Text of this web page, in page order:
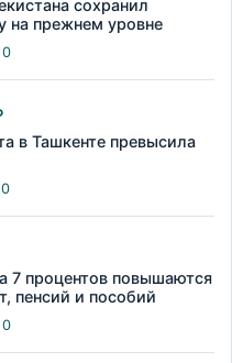
сохранил
на прежнем уровне
0
в Ташкенте превысила
0
7 процентов повышаются
пенсий и пособий
0